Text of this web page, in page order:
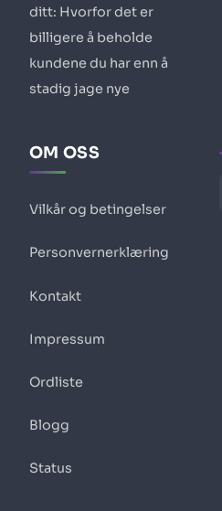
ditt: Hvorfor det er
billigere å beholde
kundene du har enn å
stadig jage nye
OM OSS
Vilkår og betingelser
Personvernerklæring
Kontakt
Impressum
Ordliste
Blogg
Status